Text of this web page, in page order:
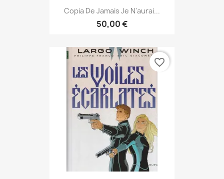
Copia De Jamais Je N'aurai...
50,00 €
favorite_border